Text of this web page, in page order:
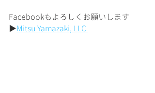
Facebookもよろしくお願いします
▶︎Mitsu Yamazaki, LLC